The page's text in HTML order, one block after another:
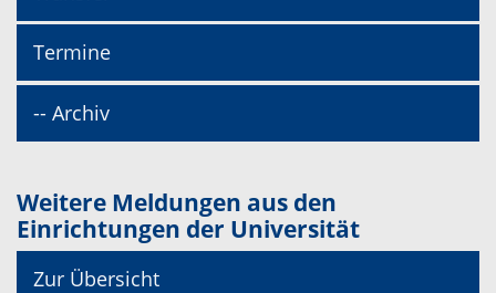
Termine
-- Archiv
Weitere Meldungen aus den
Einrichtungen der Universität
Zur Übersicht